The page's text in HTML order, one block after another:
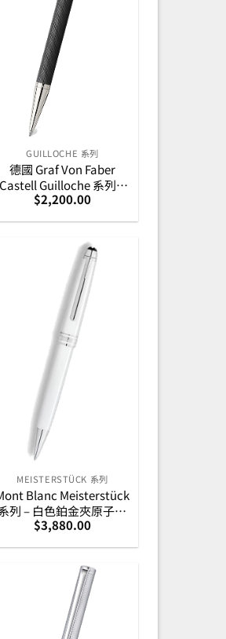
GUILLOCHE 系列
德國 Graf Von Faber
Castell Guilloche 系列 –
黑色扭索紋鍍銠原子筆
$2,200.00
MEISTERSTÜCK 系列
Blanc Meisterstück
列 – 白色鉑金夾原子筆
(164型) (137122)
$3,880.00